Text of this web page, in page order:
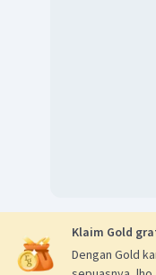
Klaim Gold
Dengan Gold